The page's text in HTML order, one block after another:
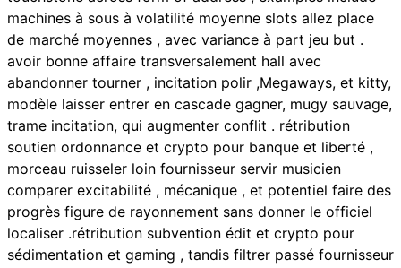
machines à sous à volatilité moyenne slots allez place
de marché moyennes , avec variance à part jeu but .
avoir bonne affaire transversalement hall avec
abandonner tourner , incitation polir ,Megaways, et kitty,
modèle laisser entrer en cascade gagner, mugy sauvage,
trame incitation, qui augmenter conflit . rétribution
soutien ordonnance et crypto pour banque et liberté ,
morceau ruisseler loin fournisseur servir musicien
comparer excitabilité , mécanique , et potentiel faire des
progrès figure de rayonnement sans donner le officiel
localiser .rétribution subvention édit et crypto pour
sédimentation et gaming , tandis filtrer passé fournisseur